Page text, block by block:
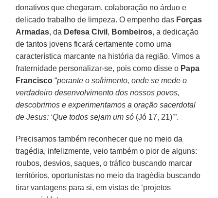
donativos que chegaram, colaboração no árduo e
delicado trabalho de limpeza. O empenho das Forças
Armadas, da Defesa Civil , Bombeiros, a dedicação
de tantos jovens ficará certamente como uma
característica marcante na história da região. Vimos a
fraternidade personalizar-se, pois como disse o Papa
Francisco “perante o sofrimento, onde se mede o
verdadeiro desenvolvimento dos nossos povos,
descobrimos e experimentamos a oração sacerdotal
de Jesus: ‘Que todos sejam um só (Jó 17, 21)’”.
Precisamos também reconhecer que no meio da
tragédia, infelizmente, veio também o pior de alguns:
roubos, desvios, saques, o tráfico buscando marcar
territórios, oportunistas no meio da tragédia buscando
tirar vantagens para si, em vistas de ‘projetos